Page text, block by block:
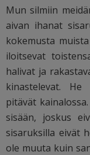
Mun silmiin
aivan ihanat
kokemusta
iloitsevat
halivat ja
kinastelevat.
pitävät
sisään, joskus
sisaruksilla eivät
ole muuta kuin